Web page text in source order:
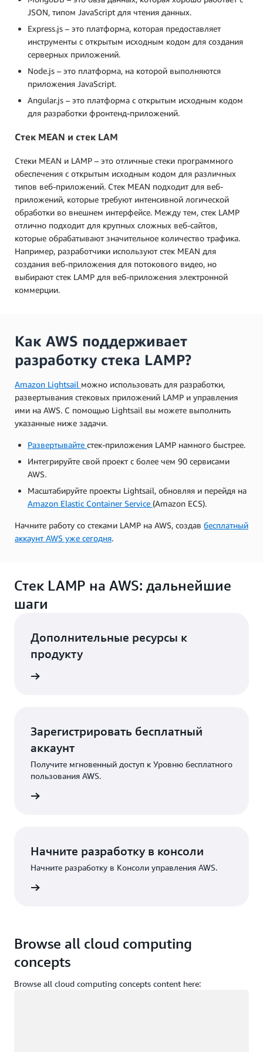
JSON, типом JavaScript для чтения данных.
Express.js – это платформа, которая предоставляет
инструменты с открытым исходным кодом для создания
серверных приложений.
Node.js – это платформа, на которой выполняются
приложения JavaScript.
Angular.js – это платформа с открытым исходным кодом
для разработки фронтенд-приложений.
Стек MEAN и стек LAM
Стеки MEAN и LAMP – это отличные стеки программного
обеспечения с открытым исходным кодом для различных
типов веб-приложений. Стек MEAN подходит для веб-
приложений, которые требуют интенсивной логической
обработки во внешнем интерфейсе. Между тем, стек LAMP
отлично подходит для крупных сложных веб-сайтов,
которые обрабатывают значительное количество трафика.
Например, разработчики используют стек MEAN для
создания веб-приложения для потокового видео, но
выбирают стек LAMP для веб-приложения электронной
коммерции.
Как AWS поддерживает
разработку стека LAMP?
Amazon Lightsail можно использовать для разработки,
развертывания стековых приложений LAMP и управления
ими на AWS. С помощью Lightsail вы можете выполнить
указанные ниже задачи.
Развертывайте стек-приложения LAMP намного быстрее.
Интегрируйте свой проект с более чем 90 сервисами
AWS.
Масштабируйте проекты Lightsail, обновляя и перейдя на
Amazon Elastic Container Service (Amazon ECS).
Начните работу со стеками LAMP на AWS, создав бесплатный
аккаунт AWS уже сегодня.
Стек LAMP на AWS: дальнейшие
шаги
Дополнительные ресурсы к
продукту
Зарегистрировать бесплатный
аккаунт
Получите мгновенный доступ к Уровню бесплатного
пользования AWS.
Начните разработку в консоли
Начните разработку в Консоли управления AWS.
Browse all cloud computing
concepts
Browse all cloud computing concepts content here: